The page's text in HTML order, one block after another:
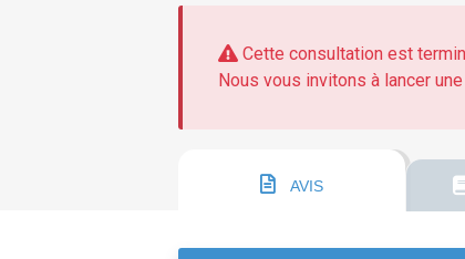
Cette consultation est
Nous vous invitons à lancer
AVIS